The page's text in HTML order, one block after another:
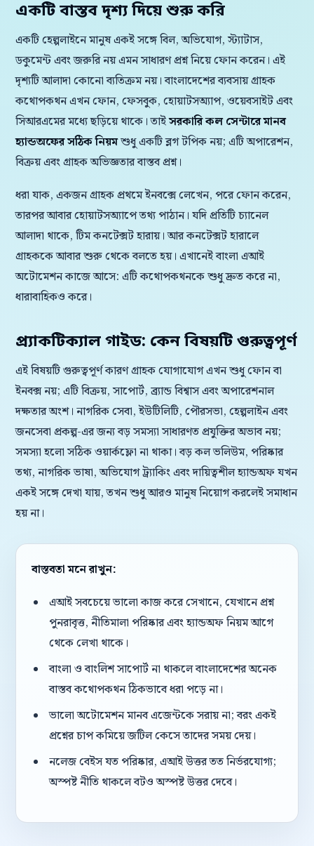
একটি বাস্তব দৃশ্য দিয়ে শুরু করি
একটি হেল্পলাইনে মানুষ একই সঙ্গে বিল, অভিযোগ, স্ট্যাটাস,
ডকুমেন্ট এবং জরুরি নয় এমন সাধারণ প্রশ্ন নিয়ে ফোন করেন। এই
দৃশ্যটি আলাদা কোনো ব্যতিক্রম নয়। বাংলাদেশের ব্যবসায় গ্রাহক
কথোপকথন এখন ফোন, ফেসবুক, হোয়াটসঅ্যাপ, ওয়েবসাইট এবং
সিআরএমের মধ্যে ছড়িয়ে থাকে। তাইসরকারি কল সেন্টারে মানব
হ্যান্ডঅফের সঠিক নিয়মশুধু একটি ব্লগ টপিক নয়; এটি অপারেশন,
বিক্রয় এবং গ্রাহক অভিজ্ঞতার বাস্তব প্রশ্ন।
ধরা যাক, একজন গ্রাহক প্রথমে ইনবক্সে লেখেন, পরে ফোন করেন,
তারপর আবার হোয়াটসঅ্যাপে তথ্য পাঠান। যদি প্রতিটি চ্যানেল
আলাদা থাকে, টিম কনটেক্সট হারায়। আর কনটেক্সট হারালে
গ্রাহককে আবার শুরু থেকে বলতে হয়। এখানেই বাংলা এআই
অটোমেশন কাজে আসে: এটি কথোপকথনকে শুধু দ্রুত করে না,
ধারাবাহিকও করে।
প্র্যাকটিক্যাল গাইড: কেন বিষয়টি গুরুত্বপূর্ণ
এই বিষয়টি গুরুত্বপূর্ণ কারণ গ্রাহক যোগাযোগ এখন শুধু ফোন বা
ইনবক্স নয়; এটি বিক্রয়, সাপোর্ট, ব্র্যান্ড বিশ্বাস এবং অপারেশনাল
দক্ষতার অংশ। নাগরিক সেবা, ইউটিলিটি, পৌরসভা, হেল্পলাইন এবং
জনসেবা প্রকল্প-এর জন্য বড় সমস্যা সাধারণত প্রযুক্তির অভাব নয়;
সমস্যা হলো সঠিক ওয়ার্কফ্লো না থাকা। বড় কল ভলিউম, পরিষ্কার
তথ্য, নাগরিক ভাষা, অভিযোগ ট্র্যাকিং এবং দায়িত্বশীল হ্যান্ডঅফ যখন
একই সঙ্গে দেখা যায়, তখন শুধু আরও মানুষ নিয়োগ করলেই সমাধান
হয় না।
বাস্তবতা মনে রাখুন:
এআই সবচেয়ে ভালো কাজ করে সেখানে, যেখানে প্রশ্ন
পুনরাবৃত্ত, নীতিমালা পরিষ্কার এবং হ্যান্ডঅফ নিয়ম আগে
থেকে লেখা থাকে।
বাংলা ও বাংলিশ সাপোর্ট না থাকলে বাংলাদেশের অনেক
বাস্তব কথোপকথন ঠিকভাবে ধরা পড়ে না।
ভালো অটোমেশন মানব এজেন্টকে সরায় না; বরং একই
প্রশ্নের চাপ কমিয়ে জটিল কেসে তাদের সময় দেয়।
নলেজ বেইস যত পরিষ্কার, এআই উত্তর তত নির্ভরযোগ্য;
অস্পষ্ট নীতি থাকলে বটও অস্পষ্ট উত্তর দেবে।